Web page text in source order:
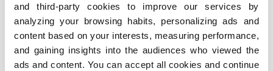
and third-party cookies to improve our services by
analyzing your browsing habits, personalizing ads and
content based on your interests, measuring performance,
and gaining insights into the audiences who viewed the
ads and content. You can accept all cookies and continue
Qué es y cómo está
predictivo la sostenibilidad
empresarial
4 de agosto de 2026